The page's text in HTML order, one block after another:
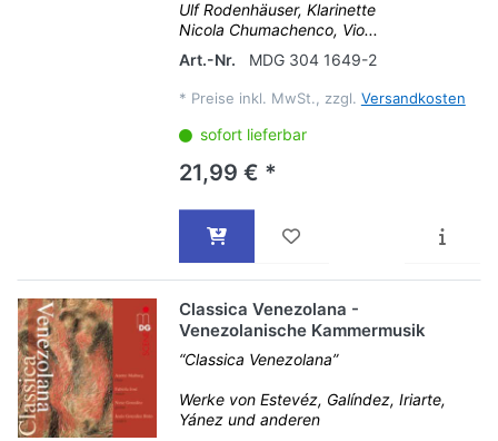
Ulf Rodenhäuser, Klarinette
Nicola Chumachenco, Vio...
Art.-Nr.
MDG 304 1649-2
* Preise inkl. MwSt., zzgl. Versandkosten
sofort lieferbar
21,99 € *
Classica Venezolana -
Venezolanische Kammermusik
“Classica Venezolana”
Werke von Estevéz, Galíndez, Iriarte,
Yánez und anderen